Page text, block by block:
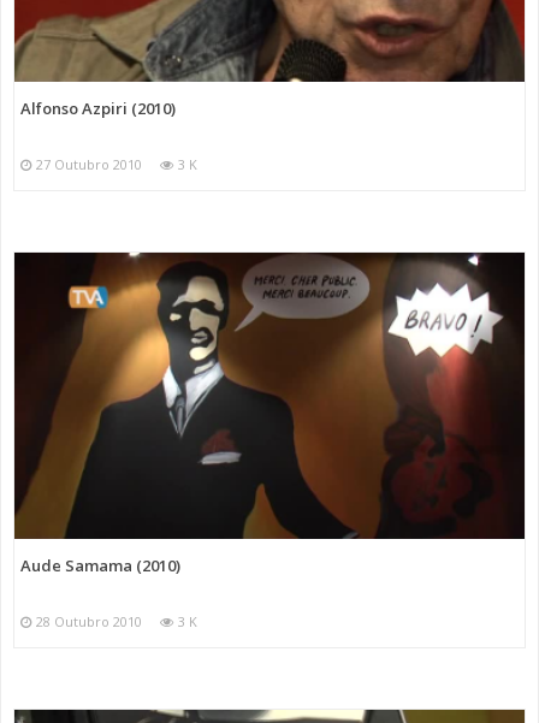
Alfonso Azpiri (2010)
27 Outubro 2010 3 K
Aude Samama (2010)
28 Outubro 2010 3 K